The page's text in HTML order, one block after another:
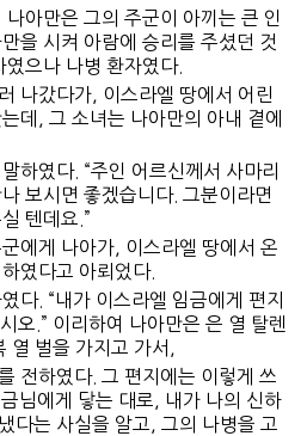
아만은 그의 주군이 아끼는 큰 인
을 시켜 아람에 승리를 주셨던 것
으나 나병 환자였다.
나갔다가, 이스라엘 땅에서 어린
데, 그 소녀는 나아만의 아내 곁에
하였다. “주인 어르신께서 사마리
보시면 좋겠습니다. 그분이라면
텐데요.”
에게 나아가, 이스라엘 땅에서 온
였다고 아뢰었다.
다. “내가 이스라엘 임금에게 편지
오.” 이리하여 나아만은 은 열 탈렌
열 벌을 가지고 가서,
전하였다. 그 편지에는 이렇게 쓰
님에게 닿는 대로, 내가 나의 신하
다는 사실을 알고, 그의 나병을 고